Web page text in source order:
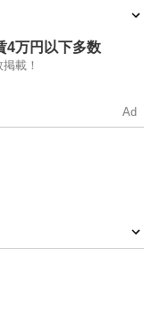
4万円以下多数
載！
Ad